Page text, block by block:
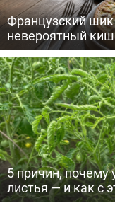
Французский
невероятный
5 причин, почему
листья — и как с